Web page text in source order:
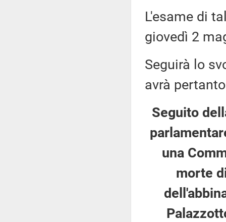
L'esame di
giovedì 2
Seguirà lo
avrà
Seguito
una
morte